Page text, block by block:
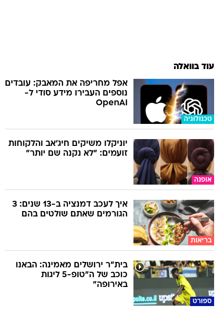
עוד בוואלה
טכנולוגיה
אפל מחריפה את המאבק: עובדים
נוספים העבירו מידע סודי ל-
OpenAI
אופנה
יוניקלו משיקים חיג'אב והלקוחות
זועמים: "לא נקנה שם יותר"
בריאות
איך לעכב דמנציה ב-13 שנים: 3
הגורמים שאתם שולטים בהם
ספורט
בית"ר ירושלים מאמינה: הבאנו
כוכב של ה"טופ-5 ליגות
באירופה"